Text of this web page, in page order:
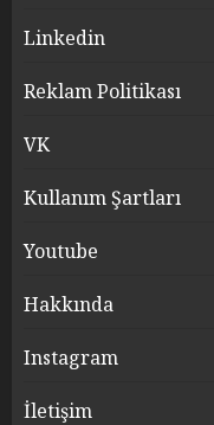
Linkedin
Reklam Politikası
VK
Kullanım Şartları
Youtube
Hakkında
Instagram
İletişim